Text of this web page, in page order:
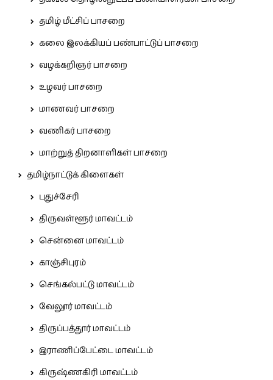
தமிழ் மீட்சிப் பாசறை
கலை இலக்கியப் பண்பாட்டுப் பாசறை
வழக்கறிஞர் பாசறை
உழவர் பாசறை
மாணவர் பாசறை
வணிகர் பாசறை
மாற்றுத் திறனாளிகள் பாசறை
தமிழ்நாட்டுக் கிளைகள்
புதுச்சேரி
திருவள்ளூர் மாவட்டம்
சென்னை மாவட்டம்
காஞ்சிபுரம்
செங்கல்பட்டு மாவட்டம்
வேலூர் மாவட்டம்
திருப்பத்தூர் மாவட்டம்
இராணிப்பேட்டை மாவட்டம்
கிருஷ்ணகிரி மாவட்டம்